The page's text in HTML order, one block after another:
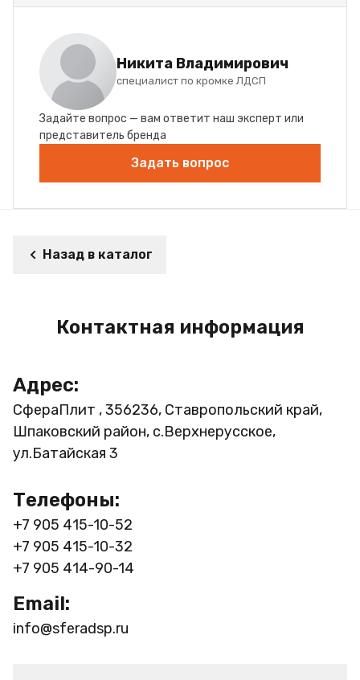
Никита Владимирович
специалист по кромке ЛДСП
Задайте вопрос — вам ответит наш эксперт или
представитель бренда
Задать вопрос
Назад в каталог
Контактная информация
Адрес:
СфераПлит , 356236, Ставропольский край,
Шпаковский район, с.Верхнерусское,
ул.Батайская 3
Телефоны:
+7 905 415-10-52
+7 905 415-10-32
+7 905 414-90-14
Email:
info@sferadsp.ru